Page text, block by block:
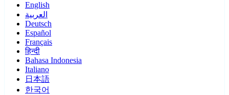
English
العربية
Deutsch
Español
Français
हिन्दी
Bahasa Indonesia
Italiano
日本語
한국어